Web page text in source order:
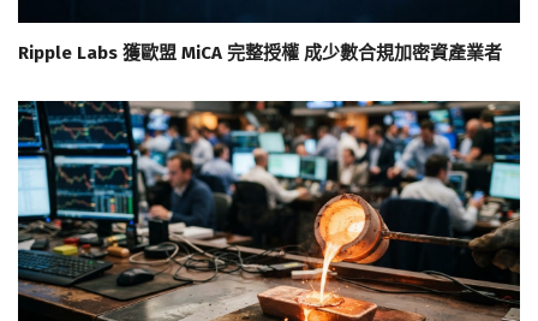
Ripple Labs 獲歐盟 MiCA 完整授權 成少數合規加密資產業者